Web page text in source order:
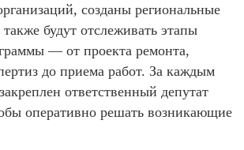
созданы региональные
будут отслеживать этапы
— от проекта ремонта,
до приема работ. За каждым
ответственный депутат
оперативно решать возникающие